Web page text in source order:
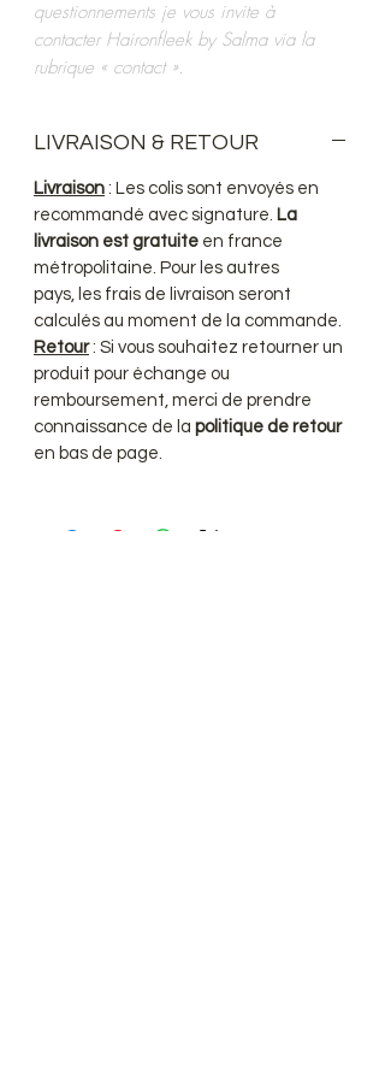
questionnements je vous invite à
contacter Haironfleek by Salma via la
rubrique « contact ».
LIVRAISON & RETOUR
Livraison : Les colis sont envoyés en
recommandé avec signature. La
livraison est gratuite en france
métropolitaine. Pour les autres
pays, les frais de livraison seront
calculés au moment de la commande.
Retour: Si vous souhaitez retourner un
produit pour échange ou
remboursement, merci de prendre
connaissance de la politique de retour
en bas de page.